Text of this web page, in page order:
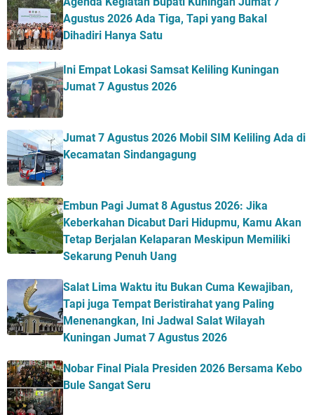
Agustus 2026 Ada Tiga, Tapi yang Bakal
Dihadiri Hanya Satu
Ini Empat Lokasi Samsat Keliling Kuningan
Jumat 7 Agustus 2026
Jumat 7 Agustus 2026 Mobil SIM Keliling Ada di
Kecamatan Sindangagung
Embun Pagi Jumat 8 Agustus 2026: Jika
Keberkahan Dicabut Dari Hidupmu, Kamu Akan
Tetap Berjalan Kelaparan Meskipun Memiliki
Sekarung Penuh Uang
Salat Lima Waktu itu Bukan Cuma Kewajiban,
Tapi juga Tempat Beristirahat yang Paling
Menenangkan, Ini Jadwal Salat Wilayah
Kuningan Jumat 7 Agustus 2026
Nobar Final Piala Presiden 2026 Bersama Kebo
Bule Sangat Seru